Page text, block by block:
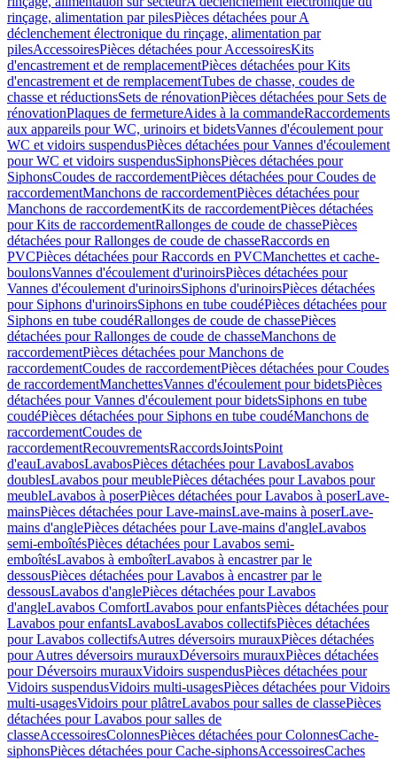
rinçage, alimentation par pilesPièces détachées pour A
déclenchement électronique du rinçage, alimentation par
pilesAccessoiresPièces détachées pour AccessoiresKits
d'encastrement et de remplacementPièces détachées pour Kits
d'encastrement et de remplacementTubes de chasse, coudes de
chasse et réductionsSets de rénovationPièces détachées pour Sets de
rénovationPlaques de fermetureAides à la commandeRaccordements
aux appareils pour WC, urinoirs et bidetsVannes d'écoulement pour
WC et vidoirs suspendusPièces détachées pour Vannes d'écoulement
pour WC et vidoirs suspendusSiphonsPièces détachées pour
SiphonsCoudes de raccordementPièces détachées pour Coudes de
raccordementManchons de raccordementPièces détachées pour
Manchons de raccordementKits de raccordementPièces détachées
pour Kits de raccordementRallonges de coude de chassePièces
détachées pour Rallonges de coude de chasseRaccords en
PVCPièces détachées pour Raccords en PVCManchettes et cache-
boulonsVannes d'écoulement d'urinoirsPièces détachées pour
Vannes d'écoulement d'urinoirsSiphons d'urinoirsPièces détachées
pour Siphons d'urinoirsSiphons en tube coudéPièces détachées pour
Siphons en tube coudéRallonges de coude de chassePièces
détachées pour Rallonges de coude de chasseManchons de
raccordementPièces détachées pour Manchons de
raccordementCoudes de raccordementPièces détachées pour Coudes
de raccordementManchettesVannes d'écoulement pour bidetsPièces
détachées pour Vannes d'écoulement pour bidetsSiphons en tube
coudéPièces détachées pour Siphons en tube coudéManchons de
raccordementCoudes de
raccordementRecouvrementsRaccordsJointsPoint
d'eauLavabosLavabosPièces détachées pour LavabosLavabos
doublesLavabos pour meublePièces détachées pour Lavabos pour
meubleLavabos à poserPièces détachées pour Lavabos à poserLave-
mainsPièces détachées pour Lave-mainsLave-mains à poserLave-
mains d'anglePièces détachées pour Lave-mains d'angleLavabos
semi-emboîtésPièces détachées pour Lavabos semi-
emboîtésLavabos à emboîterLavabos à encastrer par le
dessousPièces détachées pour Lavabos à encastrer par le
dessousLavabos d'anglePièces détachées pour Lavabos
d'angleLavabos ComfortLavabos pour enfantsPièces détachées pour
Lavabos pour enfantsLavabosLavabos collectifsPièces détachées
pour Lavabos collectifsAutres déversoirs murauxPièces détachées
pour Autres déversoirs murauxDéversoirs murauxPièces détachées
pour Déversoirs murauxVidoirs suspendusPièces détachées pour
Vidoirs suspendusVidoirs multi-usagesPièces détachées pour Vidoirs
multi-usagesVidoirs pour plâtreLavabos pour salles de classePièces
détachées pour Lavabos pour salles de
classeAccessoiresColonnesPièces détachées pour ColonnesCache-
siphonsPièces détachées pour Cache-siphonsAccessoiresCaches